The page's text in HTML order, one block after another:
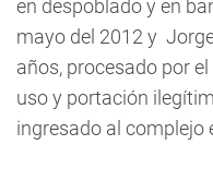
en despoblado y en
mayo del 2012 y
años, procesado por
uso y portación
ingresado al complejo